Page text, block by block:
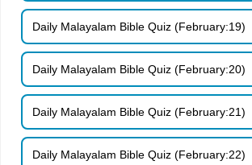
Daily Malayalam Bible Quiz (February:19)
Daily Malayalam Bible Quiz (February:20)
Daily Malayalam Bible Quiz (February:21)
Daily Malayalam Bible Quiz (February:22)